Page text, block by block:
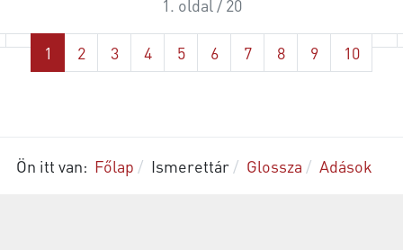
1. oldal / 20
1 2 3 4 5 6 7 8 9 10
Ön itt van: Főlap Ismerettár Glossza Adások